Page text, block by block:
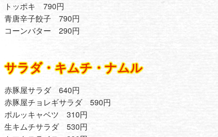
トッポキ 790円
青唐辛子餃子 790円
コーンバター 290円
サラダ・キムチ・ナムル
赤豚屋サラダ 640円
赤豚屋チョレギサラダ 590円
ポルッキャベツ 310円
生キムチサラダ 530円